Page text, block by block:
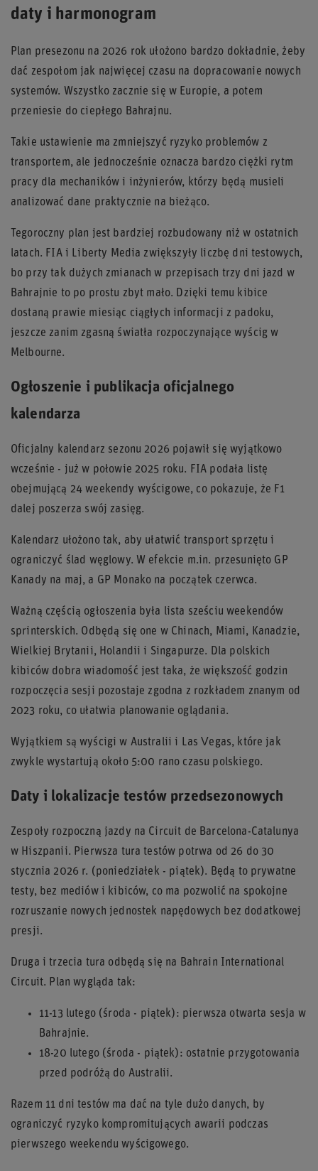
daty i harmonogram
Plan presezonu na 2026 rok ułożono bardzo dokładnie, żeby
dać zespołom jak najwięcej czasu na dopracowanie nowych
systemów. Wszystko zacznie się w Europie, a potem
przeniesie do ciepłego Bahrajnu.
Takie ustawienie ma zmniejszyć ryzyko problemów z
transportem, ale jednocześnie oznacza bardzo ciężki rytm
pracy dla mechaników i inżynierów, którzy będą musieli
analizować dane praktycznie na bieżąco.
Tegoroczny plan jest bardziej rozbudowany niż w ostatnich
latach. FIA i Liberty Media zwiększyły liczbę dni testowych,
bo przy tak dużych zmianach w przepisach trzy dni jazd w
Bahrajnie to po prostu zbyt mało. Dzięki temu kibice
dostaną prawie miesiąc ciągłych informacji z padoku,
jeszcze zanim zgasną światła rozpoczynające wyścig w
Melbourne.
Ogłoszenie i publikacja oficjalnego
kalendarza
Oficjalny kalendarz sezonu 2026 pojawił się wyjątkowo
wcześnie - już w połowie 2025 roku. FIA podała listę
obejmującą 24 weekendy wyścigowe, co pokazuje, że F1
dalej poszerza swój zasięg.
Kalendarz ułożono tak, aby ułatwić transport sprzętu i
ograniczyć ślad węglowy. W efekcie m.in. przesunięto GP
Kanady na maj, a GP Monako na początek czerwca.
Ważną częścią ogłoszenia była lista sześciu weekendów
sprinterskich. Odbędą się one w Chinach, Miami, Kanadzie,
Wielkiej Brytanii, Holandii i Singapurze. Dla polskich
kibiców dobra wiadomość jest taka, że większość godzin
rozpoczęcia sesji pozostaje zgodna z rozkładem znanym od
2023 roku, co ułatwia planowanie oglądania.
Wyjątkiem są wyścigi w Australii i Las Vegas, które jak
zwykle wystartują około 5:00 rano czasu polskiego.
Daty i lokalizacje testów przedsezonowych
Zespoły rozpoczną jazdy na Circuit de Barcelona-Catalunya
w Hiszpanii. Pierwsza tura testów potrwa od 26 do 30
stycznia 2026 r. (poniedziałek - piątek). Będą to prywatne
testy, bez mediów i kibiców, co ma pozwolić na spokojne
rozruszanie nowych jednostek napędowych bez dodatkowej
presji.
Druga i trzecia tura odbędą się na Bahrain International
Circuit. Plan wygląda tak:
11-13 lutego (środa - piątek): pierwsza otwarta sesja w
Bahrajnie.
18-20 lutego (środa - piątek): ostatnie przygotowania
przed podróżą do Australii.
Razem 11 dni testów ma dać na tyle dużo danych, by
ograniczyć ryzyko kompromitujących awarii podczas
pierwszego weekendu wyścigowego.